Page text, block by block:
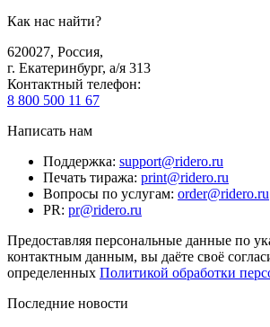
Как нас найти?
620027, Россия,
г. Екатеринбург, а/я 313
Контактный телефон:
8 800 500 11 67
Написать нам
Поддержка: support@ridero.ru
Печать тиража: print@ridero.ru
Вопросы по услугам: order@ridero.ru
PR: pr@ridero.ru
Предоставляя персональные данные по
контактным данным, вы даёте своё
определенных Политикой обработки
Последние новости